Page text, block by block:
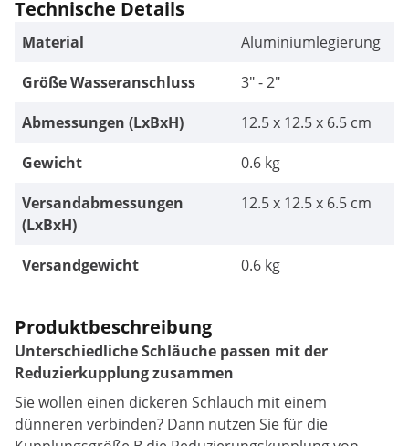
Technische Details
Material
Aluminiumlegierung
Größe Wasseranschluss
3" - 2"
Abmessungen (LxBxH)
12.5 x 12.5 x 6.5 cm
Gewicht
0.6 kg
Versandabmessungen
(LxBxH)
12.5 x 12.5 x 6.5 cm
Versandgewicht 0.6 kg
Produktbeschreibung
Unterschiedliche Schläuche passen mit der
Reduzierkupplung zusammen
Sie wollen einen dickeren Schlauch mit einem
dünneren verbinden? Dann nutzen Sie für die